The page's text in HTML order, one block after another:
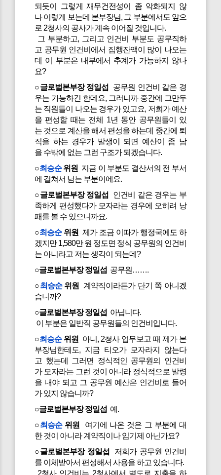
되듯이 그렇게 재무건전성이 좀 악화되지 않
나 이렇게 보는데 본부장님, 그 부분에서도 앞으
로 2청사의 공사가 계속 이어질 것입니다.
그 부분하고, 그리고 인건비 부분도 공무직하
고 공무원 인건비에서 집행잔액이 많이 나오는
데 이 부분은 내부에서 추계가 가능하지 않나
요?
○글로벌본부장 정일섭
공무원 인건비 같은 경
우는 가능하긴 한데요, 그러니까 중간에 그만두
는 직원들이 나오는 경우가 있고요, 저희가 예산
을 편성할 때는 전체 1년 동안 공무원들이 있
는 것으로 계산을 해서 편성을 하는데 중간에 퇴
직을 하는 경우가 발생이 되면 예산이 좀 남
을 수밖에 없는 그런 구조가 되겠습니다.
○최승순위원 지금 이 부분도 결산서의 전 부서
에 걸쳐서 남는 부분이에요.
○글로벌본부장 정일섭
인건비 같은 경우는 부
족하게 편성했다가 모자라는 경우에 오히려 낭
패를 볼 수 있으니까요.
○최승순위원 제가 조금 이따가 행정국에도 하
겠지만 1,580만 원 정도면 정식 공무원의 인건비
는 아니라고 저는 생각이 되는데?
○글로벌본부장 정일섭 공무원…….
○최승순위원
계약직이라든가 단기 쪽 아니겠
습니까?
○글로벌본부장 정일섭 아닙니다.
이 부분은 일반직 공무원들의 인건비입니다.
○최승순위원
아니, 2청사 업무보고 때 제가 본
부장님한테도, 지금 티오가 모자라지 않는다
고 했는데 그러면 정식적인 공무원의 인건비
가 모자라는 그런 것이 아니라 정식적으로 발령
을 내야 되고 그 공무원 예산은 인건비로 들어
가 있지 않습니까?
○글로벌본부장 정일섭 예.
○최승순위원
여기에 나온 것은 그 부분에 대
한 것이 아니라 계약직이나 임기제 아닌가요?
○글로벌본부장 정일섭 저희가 공무원 인건비
를 이체받아서 편성해서 사용을 하고 있습니다.
2청사 인건비는 2청사에서 별도로 지출을 하